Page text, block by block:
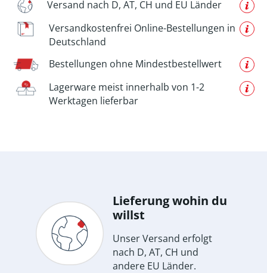
Versand nach D, AT, CH und EU Länder
Versandkostenfrei Online-Bestellungen in
Deutschland
Bestellungen ohne Mindestbestellwert
Lagerware meist innerhalb von 1-2
Werktagen lieferbar
Lieferung wohin du
willst
Unser Versand erfolgt
nach D, AT, CH und
andere EU Länder.